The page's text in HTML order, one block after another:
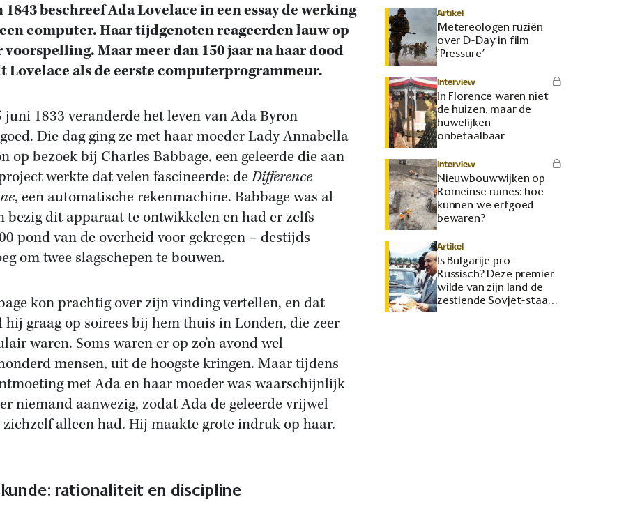
1843 beschreef Ada Lovelace in een essay de werking
computer. Haar tijdgenoten reageerden lauw op
voorspelling. Maar meer dan 150 jaar na haar dood
Lovelace als de eerste computerprogrammeur.
juni 1833 veranderde het leven van Ada Byron
Die dag ging ze met haar moeder Lady Annabella
op bezoek bij Charles Babbage, een geleerde die aan
werkte dat velen fascineerde: deDifference
, een automatische rekenmachine. Babbage was al
bezig dit apparaat te ontwikkelen en had er zelfs
pond van de overheid voor gekregen – destijds
om twee slagschepen te bouwen.
kon prachtig over zijn vinding vertellen, en dat
hij graag op soirees bij hem thuis in Londen, die zeer
waren. Soms waren er op zo’n avond wel
mensen, uit de hoogste kringen. Maar tijdens
met Ada en haar moeder was waarschijnlijk
niemand aanwezig, zodat Ada de geleerde vrijwel
alleen had. Hij maakte grote indruk op haar.
rationaliteit en discipline
Artikel
Metereologen ruziën
over D-Day in film
‘Pressure’
Interview
In Florence waren niet
de huizen, maar de
huwelijken
onbetaalbaar
Interview
Nieuwbouwwijken op
Romeinse ruïnes: hoe
kunnen we erfgoed
bewaren?
Artikel
Is Bulgarije pro-
Russisch? Deze premier
wilde van zijn land de
zestiende Sovjet-staat
maken